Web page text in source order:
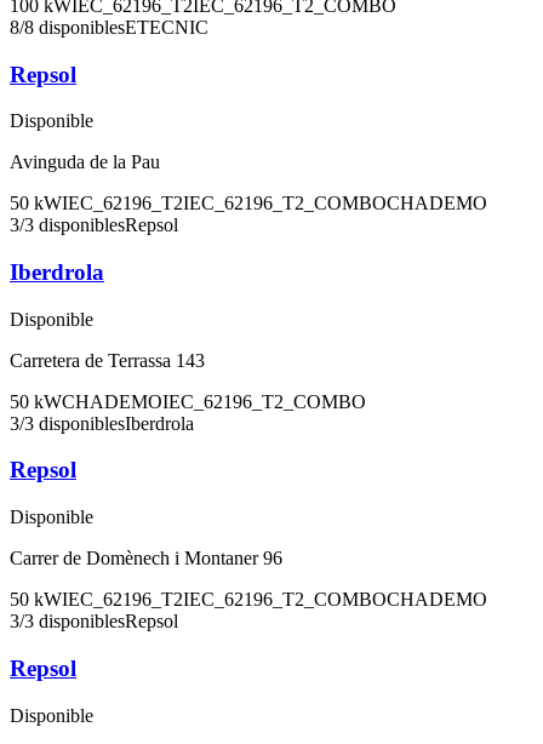
100 kWIEC_62196_T2IEC_62196_T2_COMBO
8/8 disponiblesETECNIC
Repsol
Disponible
Avinguda de la Pau
50 kWIEC_62196_T2IEC_62196_T2_COMBOCHADEMO
3/3 disponiblesRepsol
Iberdrola
Disponible
Carretera de Terrassa 143
50 kWCHADEMOIEC_62196_T2_COMBO
3/3 disponiblesIberdrola
Repsol
Disponible
Carrer de Domènech i Montaner 96
50 kWIEC_62196_T2IEC_62196_T2_COMBOCHADEMO
3/3 disponiblesRepsol
Repsol
Disponible